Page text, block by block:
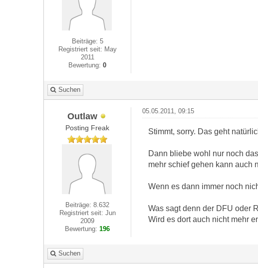
Beiträge: 5
Registriert seit: May
2011
Bewertung:0
Suchen
Outlaw
Posting Freak
Beiträge: 8.632
Registriert seit: Jun
2009
Bewertung:196
05.05.2011, 09:15
Stimmt, sorry. Das geht
Dann bliebe wohl nur noch
mehr schief gehen kann auch
Wenn es dann immer noch
Was sagt denn der DFU oder
Wird es dort auch nicht mehr
Suchen